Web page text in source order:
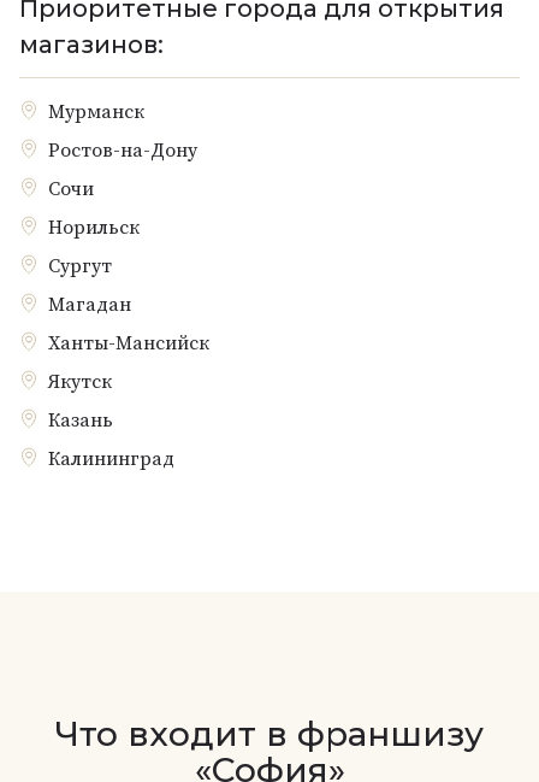
Приоритетные города для открытия
магазинов:
Мурманск
Ростов-на-Дону
Сочи
Норильск
Сургут
Магадан
Ханты-Мансийск
Якутск
Казань
Калининград
Что входит в франшизу
«София»